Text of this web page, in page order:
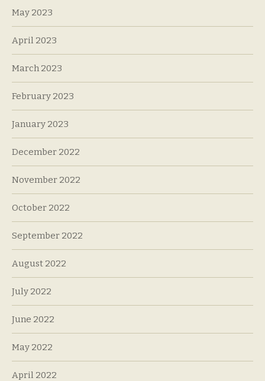
May 2023
April 2023
March 2023
February 2023
January 2023
December 2022
November 2022
October 2022
September 2022
August 2022
July 2022
June 2022
May 2022
April 2022